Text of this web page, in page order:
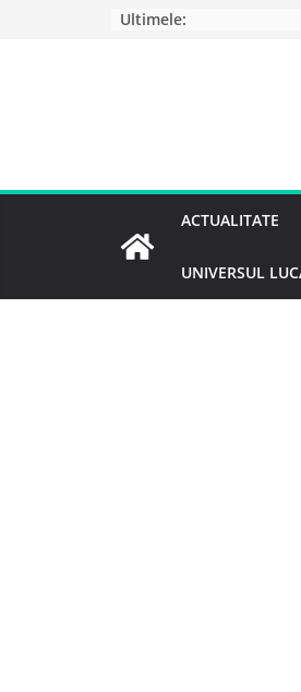
Ultimele:
ACTUALITATE
UNIVERSUL